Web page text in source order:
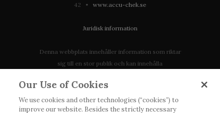
42 • www.accu-chek.se
Juridisk information
Denna webbplats innehåller information som riktar
sig till en stor publik och kan innehålla
tillgänglig eller giltig i ditt land. Vänligen observera
att vi inte tar något ansvar för information som
eventuellt inte uppfyller någon gällande rättslig
Our Use of Cookies
We use cookies and other technologies (“cookies”) to
improve our website. Besides the strictly necessary